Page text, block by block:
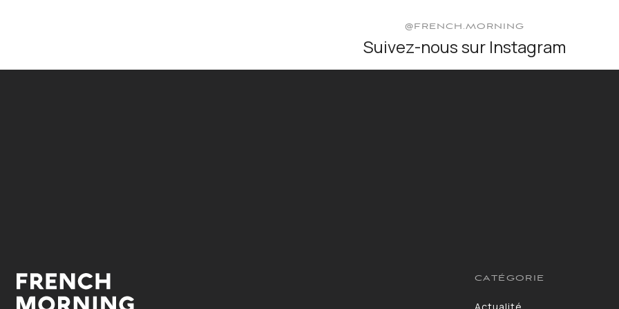
@FRENCH.MORNING
Suivez-nous sur Instagram
CATÉGORIE
Actualité